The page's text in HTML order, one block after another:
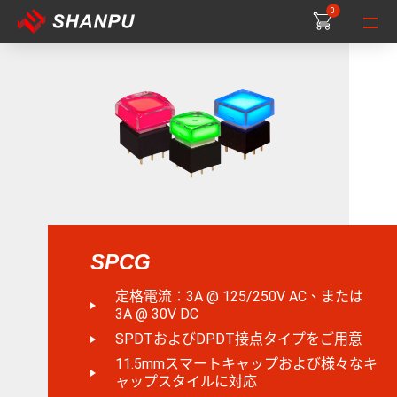
0
0
0
SPCG
定格電流：3A @ 125/250V AC、または
3A @ 30V DC
SPDTおよびDPDT接点タイプをご用意
11.5mmスマートキャップおよび様々なキ
ャップスタイルに対応